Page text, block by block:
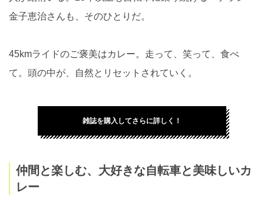
金子恵治さんも、そのひとりだ。
45kmライドのご褒美はカレー。走って、笑って、食べ
て。頭の中が、自然とリセットされていく。
雑誌を購入してさらに詳しく！
仲間と楽しむ、大好きな自転車と美味しいカ
レー